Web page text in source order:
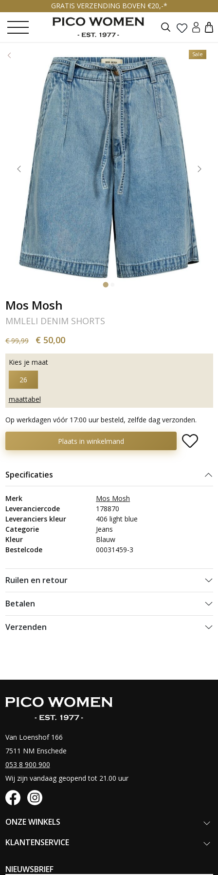
GRATIS VERZENDING BOVEN €20,-*
Zoeken
Sale
Mos Mosh
MMLELI DENIM SHORTS
€ 99,99 € 50,00
Kies je maat
26
maattabel
Op werkdagen vóór 17:00 uur besteld, zelfde dag verzonden.
Plaats in winkelmand
Specificaties
Merk
Mos Mosh
Leveranciercode
178870
Leveranciers kleur
406 light blue
Categorie
Jeans
Kleur
Blauw
Bestelcode
00031459-3
Ruilen en retour
Betalen
Verzenden
Van Loenshof 166
7511 NM Enschede
053 8 900 900
Wij zijn vandaag geopend tot 21.00 uur
ONZE WINKELS
KLANTENSERVICE
NIEUWSBRIEF